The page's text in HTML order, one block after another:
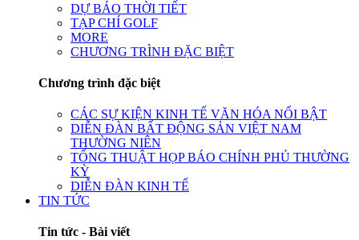
DỰ BÁO THỜI TIẾT
TẠP CHÍ GOLF
MORE
CHƯƠNG TRÌNH ĐẶC BIỆT
Chương trình đặc biệt
CÁC SỰ KIỆN KINH TẾ VĂN HÓA NỔI BẬT
DIỄN ĐÀN BẤT ĐỘNG SẢN VIỆT NAM
THƯỜNG NIÊN
TỔNG THUẬT HỌP BÁO CHÍNH PHỦ THƯỜNG
KỲ
DIỄN ĐÀN KINH TẾ
TIN TỨC
Tin tức - Bài viết